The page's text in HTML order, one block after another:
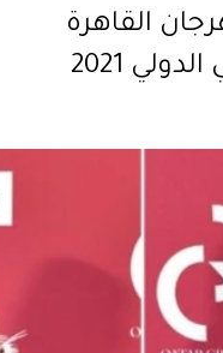
القاهرة
2021